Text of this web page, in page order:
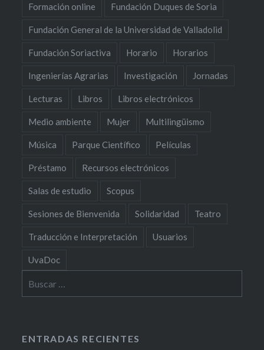
Formación online Fundación Duques de Soria
Fundación General de la Universidad de Valladolid
Fundación Soriactiva Horario Horarios
Ingenierías Agrarias Investigación Jornadas
Lecturas Libros Libros electrónicos
Medio ambiente Mujer Multilingüismo
Música Parque Científico Películas
Préstamo Recursos electrónicos
Salas de estudio Scopus
Sesiones de Bienvenida Solidaridad Teatro
Traducción e Interpretación Usuarios
UvaDoc
ENTRADAS RECIENTES